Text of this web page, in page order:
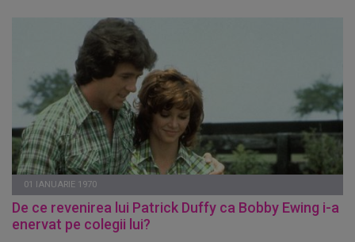
01 IANUARIE 1970
De ce revenirea lui Patrick Duffy ca Bobby Ewing i-a
enervat pe colegii lui?